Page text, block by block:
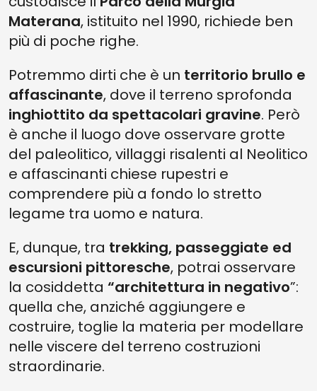
Materana, istituito nel 1990, richiede ben
più di poche righe.
Potremmo dirti che è un territorio brullo e
affascinante, dove il terreno sprofonda
inghiottito da spettacolari gravine. Però
è anche il luogo dove osservare grotte
del paleolitico, villaggi risalenti al Neolitico
e affascinanti chiese rupestri e
comprendere più a fondo lo stretto
legame tra uomo e natura.
E, dunque, tra trekking, passeggiate ed
escursioni pittoresche, potrai osservare
la cosiddetta “architettura in negativo”:
quella che, anziché aggiungere e
costruire, toglie la materia per modellare
nelle viscere del terreno costruzioni
straordinarie.